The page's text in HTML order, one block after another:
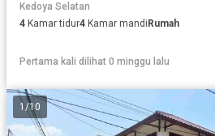
Kedoya Selatan
4 Kamar tidur4 Kamar mandi Rumah
Pertama kali dilihat 0 minggu lalu
1/10